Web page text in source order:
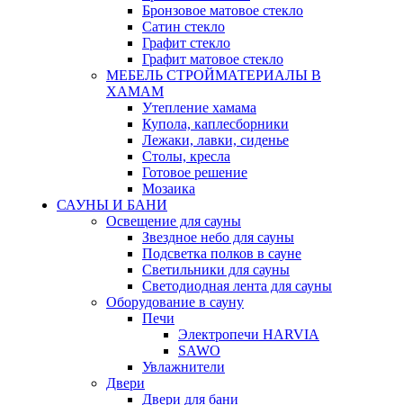
Бронзовое матовое стекло
Сатин стекло
Графит стекло
Графит матовое стекло
МЕБЕЛЬ СТРОЙМАТЕРИАЛЫ В
ХАМАМ
Утепление хамама
Купола, каплесборники
Лежаки, лавки, сиденье
Столы, кресла
Готовое решение
Мозаика
САУНЫ И БАНИ
Освещение для сауны
Звездное небо для сауны
Подсветка полков в сауне
Светильники для сауны
Светодиодная лента для сауны
Оборудование в сауну
Печи
Электропечи HARVIA
SAWO
Увлажнители
Двери
Двери для бани